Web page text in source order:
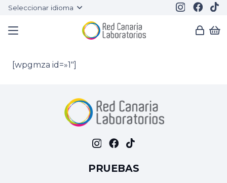
Seleccionar idioma
[wpgmza id=»1″]
PRUEBAS